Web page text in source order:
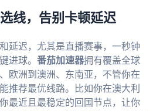
线，告别卡顿延迟
延迟，尤其是直播赛事，一秒钟
进球。 番茄加速器拥有覆盖全球
欧洲到澳洲、东南亚，不管你在
推荐最优线路。比如你在澳大利
最近且最稳定的回国节点，让你